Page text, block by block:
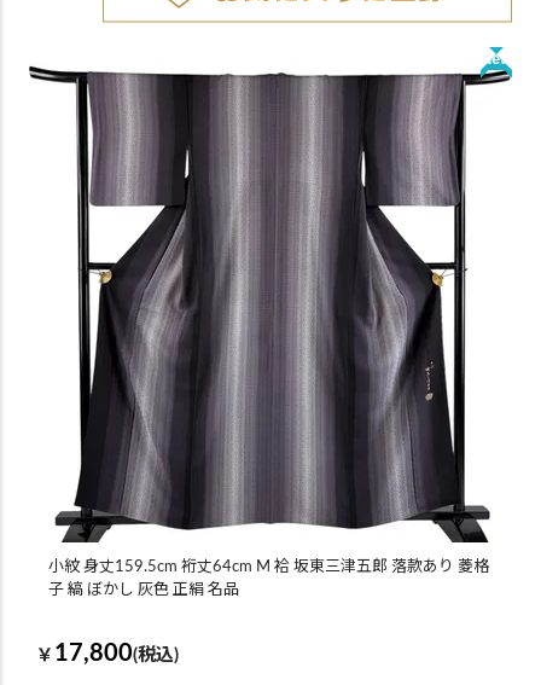
New
小紋 身丈159.5cm 裄丈64cm M 袷 坂東三津五郎 落款あり 菱格
子 縞 ぼかし 灰色 正絹 名品
￥ 17,800(税込)